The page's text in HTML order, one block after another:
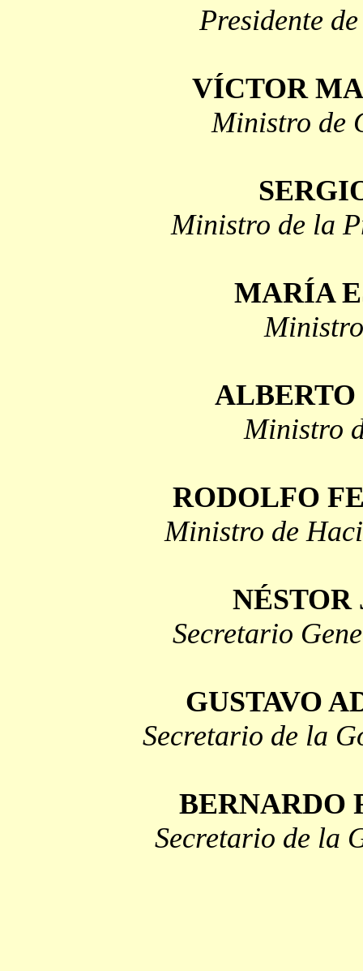
Presidente
VÍCTOR
Ministro de
Ministro de la
MARÍA
Ministro
RODOLFO
Ministro de
NÉSTOR
Secretario
GUSTAVO
Secretario de la
BERNARDO
Secretario de la